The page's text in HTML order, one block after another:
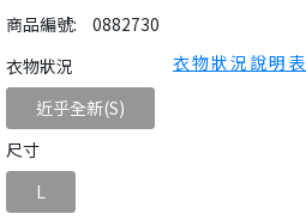
商品編號:
0882730
衣物狀況
近乎全新(S)
尺寸
L
衣物狀況說明表